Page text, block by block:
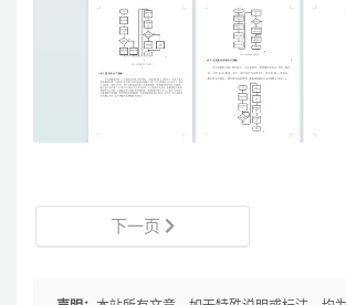
下一页